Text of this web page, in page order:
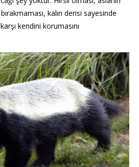
kalın derisi sayesinde
kendini korumasını